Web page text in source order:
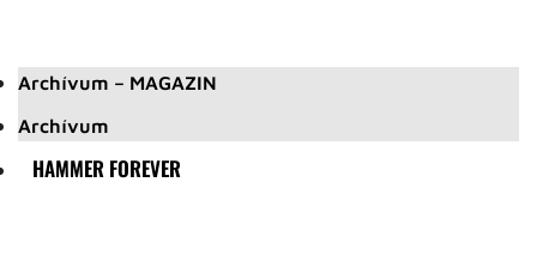
Archívum – MAGAZIN
Archívum
HAMMER FOREVER